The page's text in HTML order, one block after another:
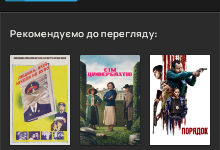
Рекомендуємо до перегляду: